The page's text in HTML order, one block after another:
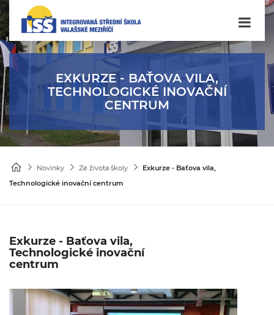
EXKURZE - BAŤOVA VILA,
TECHNOLOGICKÉ INOVAČNÍ
CENTRUM
Novinky Ze života školy
Exkurze - Baťova vila,
Technologické inovační centrum
Exkurze - Baťova vila,
Technologické inovační
centrum